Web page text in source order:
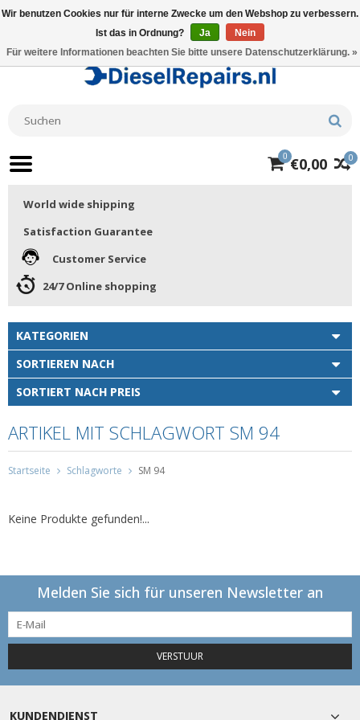
0
0 €0,00
World wide shipping
Satisfaction Guarantee
Customer Service
24/7 Online shopping
KATEGORIEN
SORTIEREN NACH
SORTIERT NACH PREIS
ARTIKEL MIT SCHLAGWORT SM 94
Startseite Schlagworte SM 94
Keine Produkte gefunden!...
Melden Sie sich für unseren Newsletter an
VERSTUUR
KUNDENDIENST
Wir benutzen Cookies nur für interne Zwecke um den Webshop zu verbessern.
Ist das in Ordnung?
Ja
Nein
Für weitere Informationen beachten Sie bitte unsere Datenschutzerklärung. »